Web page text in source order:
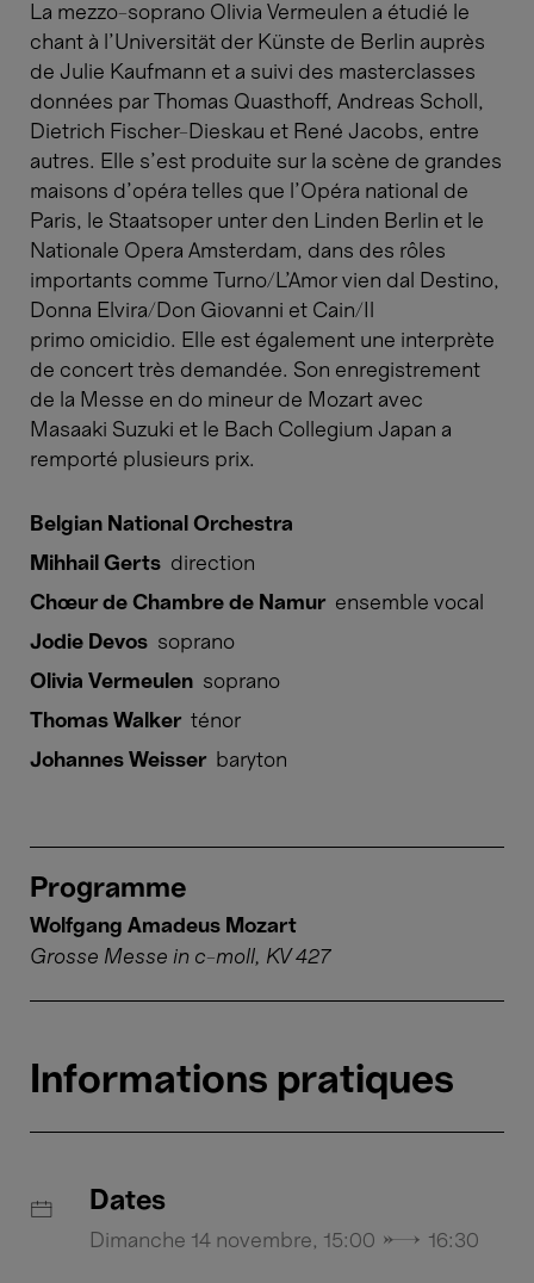
La mezzo-soprano Olivia Vermeulen a étudié le
chant à l'Universität der Künste de Berlin auprès
de Julie Kaufmann et a suivi des masterclasses
données par Thomas Quasthoff, Andreas Scholl,
Dietrich Fischer-Dieskau et René Jacobs, entre
autres. Elle s’est produite sur la scène de grandes
maisons d'opéra telles que l'Opéra national de
Paris, le Staatsoper unter den Linden Berlin et le
Nationale Opera Amsterdam, dans des rôles
importants comme Turno/L’Amor vien dal Destino,
Donna Elvira/Don Giovanni et Cain/Il
primo omicidio. Elle est également une interprète
de concert très demandée. Son enregistrement
de la Messe en do mineur de Mozart avec
Masaaki Suzuki et le Bach Collegium Japan a
remporté plusieurs prix.​​​​​​​
Belgian National Orchestra
Mihhail Gerts direction
Chœur de Chambre de Namur ensemble vocal
Jodie Devos soprano
Olivia Vermeulen soprano
Thomas Walker ténor
Johannes Weisser baryton
Programme
Wolfgang Amadeus Mozart
Grosse Messe in c-moll, KV 427
Informations pratiques
Dates
Dimanche 14 novembre, 15:00 → 16:30